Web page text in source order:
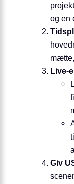
og en
Live-
Giv